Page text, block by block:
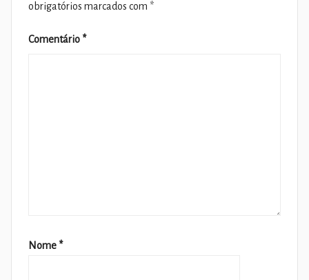
obrigatórios marcados com *
Comentário *
Nome *